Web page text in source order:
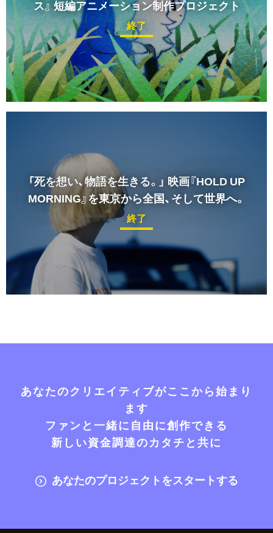
ス』短編アニメーション制作プロジェクト
終了
「死を想い、物語を生きる。」 映画『HOLD UP
MORNING』を東京から全国、そして世界へ。
終了
あなたのクリエイティブがここから始まり
ます
ファンと一緒に自由に創作できる
新しい資金調達のカタチと共に
あなたのプロジェクトをスタートする